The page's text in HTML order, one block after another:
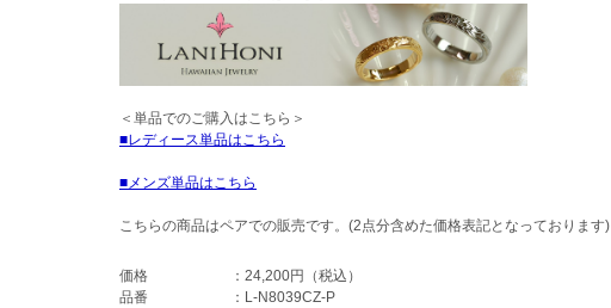
＜単品でのご購入はこちら＞
レディース単品はこちら
メンズ単品はこちら
こちらの商品はペアでの販売です。(2点分含めた価格表記となっております)
価格 ： 24,200円
（税込）
品番
： L-N8039CZ-P